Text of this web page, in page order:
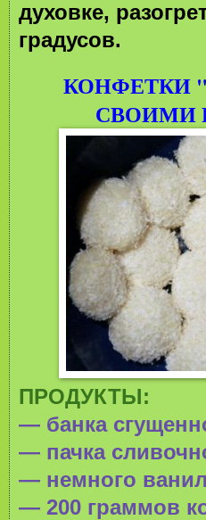
духовке,
градусов.
КОНФЕТКИ
СВОИМИ
ПРОДУКТЫ:
— банка
— пачка
— немного
— 200 граммов